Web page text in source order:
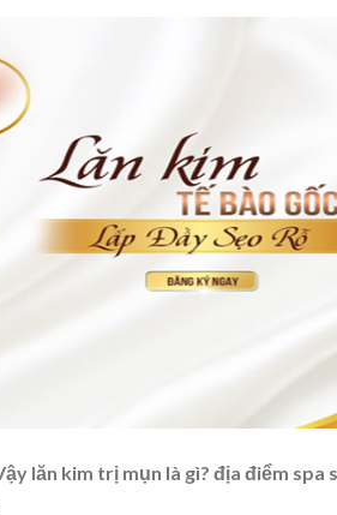
lăn kim trị mụn là gì? địa điểm spa